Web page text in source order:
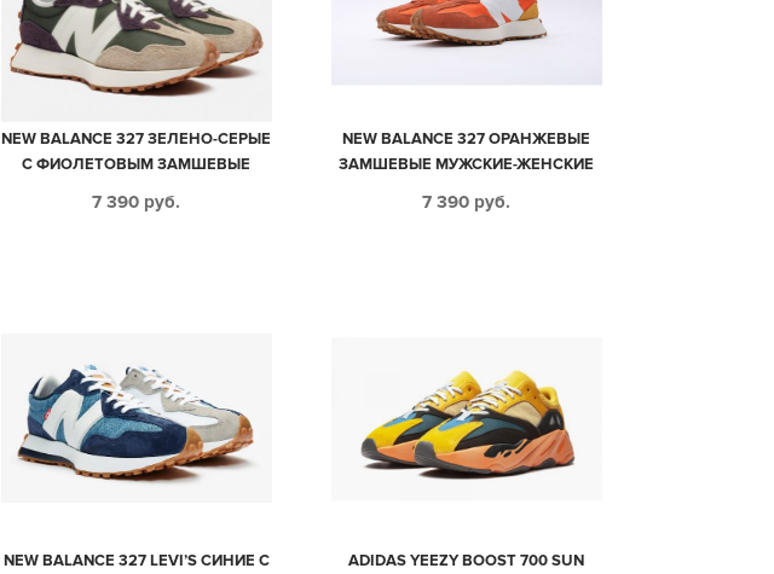
NEW BALANCE 327 ЗЕЛЕНО-СЕРЫЕ
С ФИОЛЕТОВЫМ ЗАМШЕВЫЕ
7 390 руб.
NEW BALANCE 327 ОРАНЖЕВЫЕ
ЗАМШЕВЫЕ МУЖСКИЕ-ЖЕНСКИЕ
7 390 руб.
NEW BALANCE 327 LEVI’S СИНИЕ С
ADIDAS YEEZY BOOST 700 SUN